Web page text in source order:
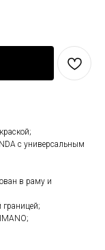
с универсальным
в раму и
границей;